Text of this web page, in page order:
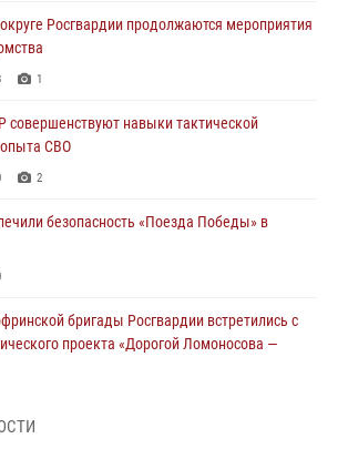
Росгвардии продолжаются мероприятия
1
совершенствуют навыки тактической
СВО
2
безопасность «Поезда Победы» в
бригады Росгвардии встретились с
проекта «Дорогой Ломоносова —